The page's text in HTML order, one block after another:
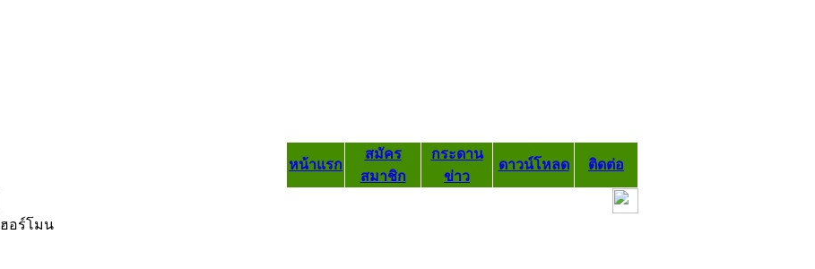
หน้าแรก
สมัคร
สมาชิก
กระดาน
ข่าว
ดาวน์โหลด ติดต่อ
ฮอร์โมน